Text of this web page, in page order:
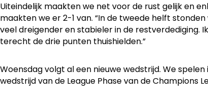
Uiteindelijk maakten we net voor de rust gelijk en
maakten we er 2-1 van. “In de tweede helft
veel dreigender en stabieler in de restverdediging.
terecht de drie punten thuishielden.”
Woensdag volgt al een nieuwe wedstrijd. We
wedstrijd van de League Phase van de Champions